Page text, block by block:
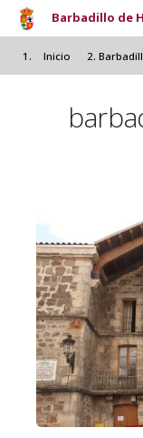
Pasar al
Barbadillo de
Inicio